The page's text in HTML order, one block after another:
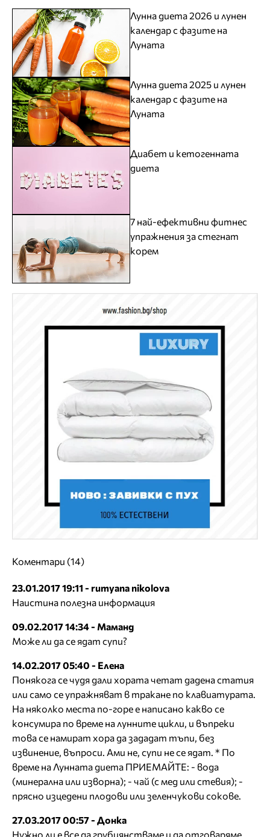
Лунна диета 2026 и лунен
календар с фазите на
Луната
Лунна диета 2025 и лунен
календар с фазите на
Луната
Диабет и кетогенната
диета
7 най-ефективни фитнес
упражнения за стегнат
корем
Коментари (14)
23.01.2017 19:11 - rumyana nikolova
Наистина полезна информация
09.02.2017 14:34 - Маманд
Може ли да се ядат супи?
14.02.2017 05:40 - Елена
Понякога се чудя дали хората четат дадена статия
или само се упражняват в тракане по клавиатурата.
На няколко места по-горе е написано какво се
консумира по време на лунните цикли, и въпреки
това се намират хора да зададат тъпи, без
извинение, въпроси. Ами не, супи не се ядат. * По
време на Лунната диета ПРИЕМАЙТЕ: - вода
(минерална или изворна); - чай (с мед или стевия); -
прясно изцедени плодови или зеленчукови сокове.
27.03.2017 00:57 - Донка
Нужно ли е все да грубиянстваме и да отговаряме